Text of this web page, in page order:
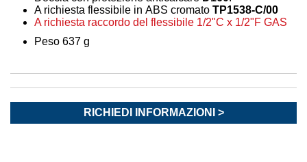
A richiesta flessibile in ABS cromato TP1538-C/00
A richiesta raccordo del flessibile 1/2"C x 1/2"F GAS
Peso 637 g
RICHIEDI INFORMAZIONI >